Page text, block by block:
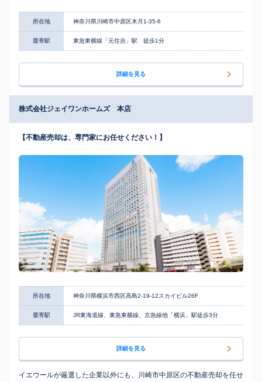
所在地 神奈川県川崎市中原区木月1-35-6
最寄駅 東急東横線「元住吉」駅 徒歩1分
詳細を見る
株式会社ジェイワンホームズ 本店
【不動産売却は、専門家にお任せください！】
所在地 神奈川県横浜市西区高島2-19-12スカイビル26F
最寄駅 JR東海道線、東急東横線、京急線他「横浜」駅徒歩3分
詳細を見る
イエウールが厳選した企業以外にも、川崎市中原区の不動産売却を任せ